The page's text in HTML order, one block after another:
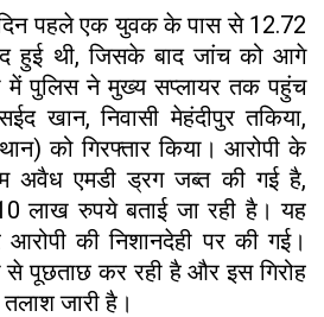
पहले एक युवक के पास से 12.72
हुई थी, जिसके बाद जांच को आगे
में पुलिस ने मुख्य सप्लायर तक पहुंच
खान, निवासी मेहंदीपुर तकिया,
को गिरफ्तार किया। आरोपी के
अवैध एमडी ड्रग जब्त की गई है,
लाख रुपये बताई जा रही है। यह
आरोपी की निशानदेही पर की गई।
से पूछताछ कर रही है और इस गिरोह
जारी है।